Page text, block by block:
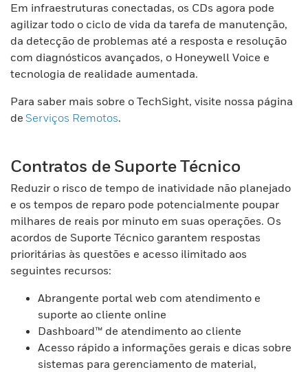
Em infraestruturas conectadas, os CDs agora pode
agilizar todo o ciclo de vida da tarefa de manutenção,
da detecção de problemas até a resposta e resolução
com diagnósticos avançados, o Honeywell Voice e
tecnologia de realidade aumentada.
Para saber mais sobre o TechSight, visite nossa página
de Serviços Remotos.
Contratos de Suporte Técnico
Reduzir o risco de tempo de inatividade não planejado
e os tempos de reparo pode potencialmente poupar
milhares de reais por minuto em suas operações. Os
acordos de Suporte Técnico garantem respostas
prioritárias às questões e acesso ilimitado aos
seguintes recursos:
Abrangente portal web com atendimento e
suporte ao cliente online
Dashboard™ de atendimento ao cliente
Acesso rápido a informações gerais e dicas sobre
sistemas para gerenciamento de material,